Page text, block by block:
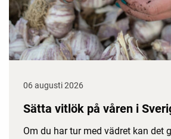
06 augusti 2026
Sätta vitlök på våren i
Om du har tur med vädret kan det